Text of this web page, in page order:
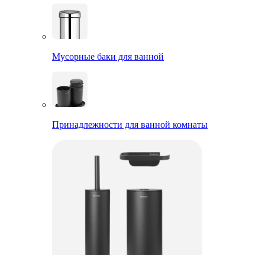
Мусорные баки для ванной
Принадлежности для ванной комнаты